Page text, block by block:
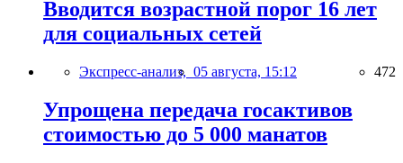
Вводится возрастной порог 16 лет
для социальных сетей
Экспресс-анализ, 05 августа, 15:12 472
Упрощена передача госактивов
стоимостью до 5 000 манатов